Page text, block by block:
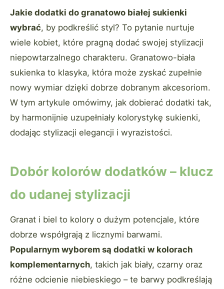
Jakie dodatki do granatowo białej sukienki
wybrać, by podkreślić styl? To pytanie nurtuje
wiele kobiet, które pragną dodać swojej stylizacji
niepowtarzalnego charakteru. Granatowo-biała
sukienka to klasyka, która może zyskać zupełnie
nowy wymiar dzięki dobrze dobranym akcesoriom.
W tym artykule omówimy, jak dobierać dodatki tak,
by harmonijnie uzupełniały kolorystykę sukienki,
dodając stylizacji elegancji i wyrazistości.
Dobór kolorów dodatków – klucz
do udanej stylizacji
Granat i biel to kolory o dużym potencjale, które
dobrze współgrają z licznymi barwami.
Popularnym wyborem są dodatki w kolorach
komplementarnych, takich jak biały, czarny oraz
różne odcienie niebieskiego – te barwy podkreślają